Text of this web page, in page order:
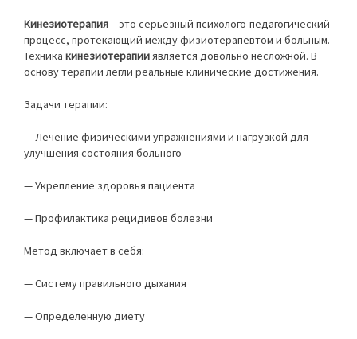
Кинезиотерапия– это серьезный психолого-педагогический
процесс, протекающий между физиотерапевтом и больным.
Техника кинезиотерапии является довольно несложной. В
основу терапии легли реальные клинические достижения.
Задачи терапии:
— Лечение физическими упражнениями и нагрузкой для
улучшения состояния больного
— Укрепление здоровья пациента
— Профилактика рецидивов болезни
Метод включает в себя:
— Систему правильного дыхания
— Определенную диету